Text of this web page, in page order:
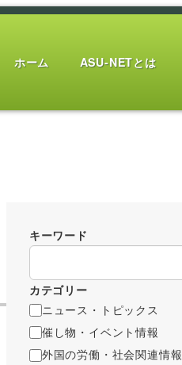
ホーム ASU-NETとは
キーワード
カテゴリー
ニュース・トピックス
催し物・イベント情報
外国の労働・社会関連情報